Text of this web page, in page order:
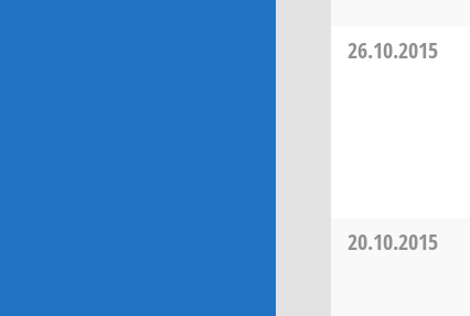
26.10.2015
20.10.2015